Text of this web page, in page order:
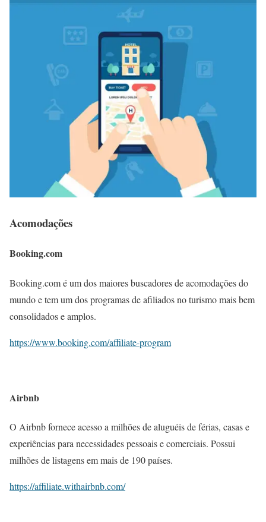
Acomodações
Booking.com
Booking.com é um dos maiores buscadores de acomodações do
mundo e tem um dos programas de afiliados no turismo mais bem
consolidados e amplos.
https://www.booking.com/affiliate-program
Airbnb
O Airbnb fornece acesso a milhões de aluguéis de férias, casas e
experiências para necessidades pessoais e comerciais. Possui
milhões de listagens em mais de 190 países.
https://affiliate.withairbnb.com/